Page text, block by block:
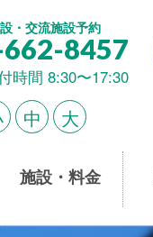
・交流施設予約
8457
時間 8:30〜17:30
中 大
施設・料金